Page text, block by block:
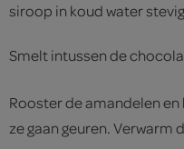
siroop in koud water
Smelt intussen de
Rooster de amandelen
ze gaan geuren. Verwarm